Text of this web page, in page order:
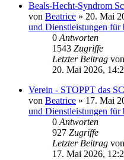
Beals-Hecht-Syndrom
von Beatrice » 20. Mai
und Dienstleistungen für
0 Antworten
1543 Zugriffe
Letzter Beitrag von
20. Mai 2026,
Verein - STOPPT das
von Beatrice » 17. Mai
und Dienstleistungen für
0 Antworten
927 Zugriffe
Letzter Beitrag von
17. Mai 2026,